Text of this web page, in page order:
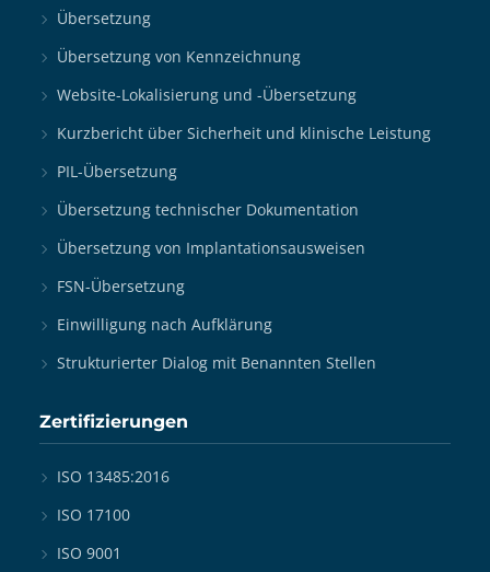
Übersetzung
Übersetzung von Kennzeichnung
Website-Lokalisierung und -Übersetzung
Kurzbericht über Sicherheit und klinische Leistung
PIL-Übersetzung
Übersetzung technischer Dokumentation
Übersetzung von Implantationsausweisen
FSN-Übersetzung
Einwilligung nach Aufklärung
Strukturierter Dialog mit Benannten Stellen
Zertifizierungen
ISO 13485:2016
ISO 17100
ISO 9001